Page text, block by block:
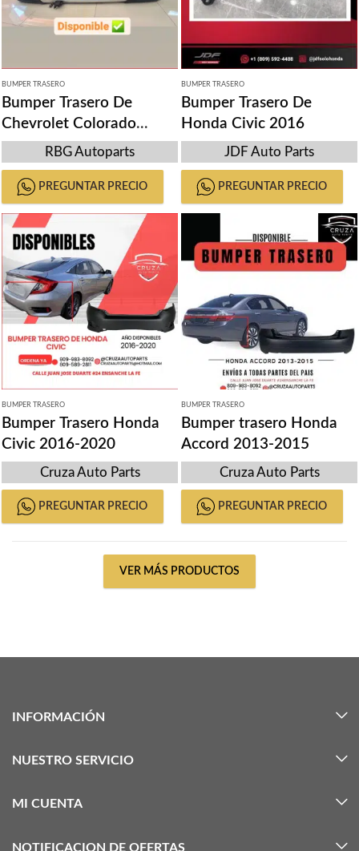
BUMPER TRASERO
Bumper Trasero De
Chevrolet Colorado
2016-2021RBG Autoparts
PREGUNTAR PRECIO
BUMPER TRASERO
Bumper Trasero De
Honda Civic 2016
JDF Auto Parts
PREGUNTAR PRECIO
BUMPER TRASERO
Bumper Trasero Honda
Civic 2016-2020
Cruza Auto Parts
PREGUNTAR PRECIO
BUMPER TRASERO
Bumper trasero Honda
Accord 2013-2015
Cruza Auto Parts
PREGUNTAR PRECIO
VER MÁS PRODUCTOS
INFORMACIÓN
NUESTRO SERVICIO
MI CUENTA
NOTIFICACION DE OFERTAS